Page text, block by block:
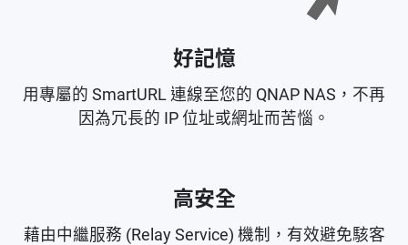
好記憶
用專屬的 SmartURL 連線至您的 QNAP NAS，不再
因為冗長的 IP 位址或網址而苦惱。
高安全
藉由中繼服務 (Relay Service) 機制，有效避免駭客